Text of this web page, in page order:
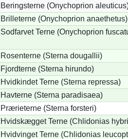
Beringsterne (Onychoprion
Brilleterne (Onychoprion anaethetus)
Sodfarvet Terne (Onychoprion
Rosenterne (Sterna dougallii)
Fjordterne (Sterna hirundo)
Hvidkindet Terne (Sterna repressa)
Havterne (Sterna paradisaea)
Prærieterne (Sterna forsteri)
Hvidskægget Terne (Chlidonias
Hvidvinget Terne (Chlidonias